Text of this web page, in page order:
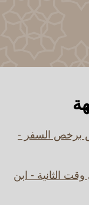
برخص السفر -
الثانية - ابن